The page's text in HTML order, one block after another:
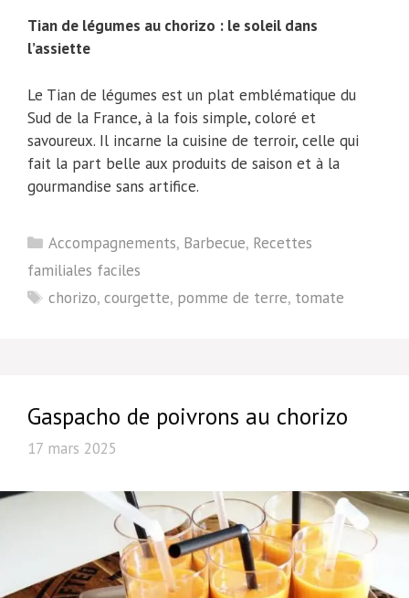
Tian de légumes au chorizo : le soleil dans
l’assiette
Le Tian de légumes est un plat emblématique du
Sud de la France, à la fois simple, coloré et
savoureux. Il incarne la cuisine de terroir, celle qui
fait la part belle aux produits de saison et à la
gourmandise sans artifice.
Catégories
Accompagnements, Barbecue, Recettes
familiales faciles
Étiquettes
chorizo,courgette, pomme de terre, tomate
Gaspacho de poivrons au chorizo
17 mars 2025